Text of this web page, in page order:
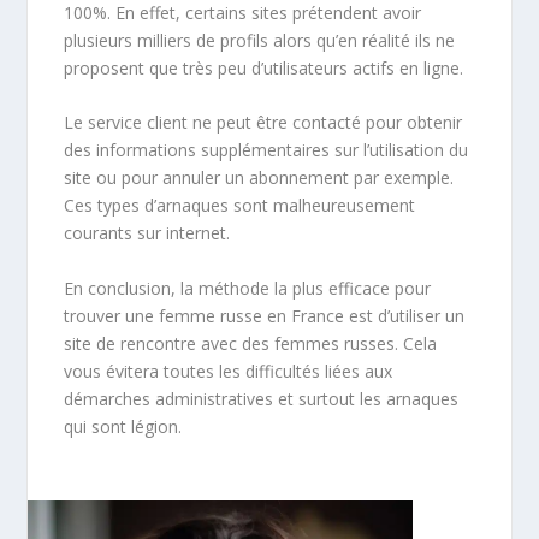
100%. En effet, certains sites prétendent avoir
plusieurs milliers de profils alors qu’en réalité ils ne
proposent que très peu d’utilisateurs actifs en ligne.
Le service client ne peut être contacté pour obtenir
des informations supplémentaires sur l’utilisation du
site ou pour annuler un abonnement par exemple.
Ces types d’arnaques sont malheureusement
courants sur internet.
En conclusion, la méthode la plus efficace pour
trouver une femme russe en France est d’utiliser un
site de rencontre avec des femmes russes. Cela
vous évitera toutes les difficultés liées aux
démarches administratives et surtout les arnaques
qui sont légion.